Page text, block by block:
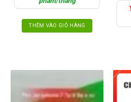
THÊM VÀO GIỎ HÀNG